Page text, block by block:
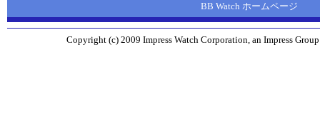
BB Watch ホームページ
Copyright (c) 2009 Impress Watch Corporation, an Impress